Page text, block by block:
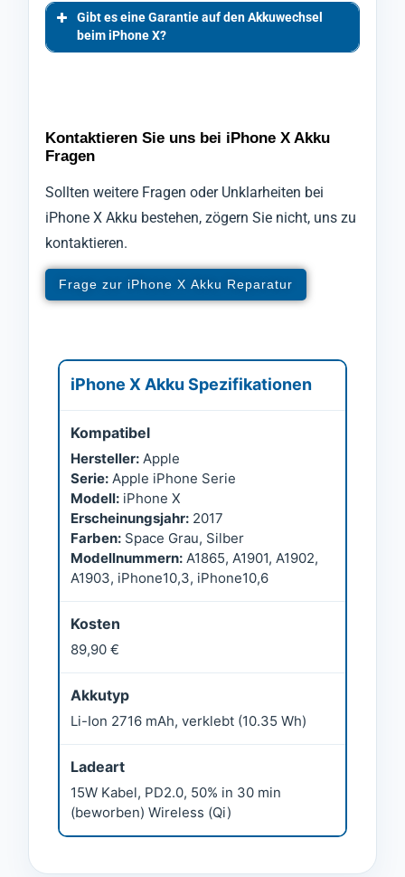
Gibt es eine Garantie auf den Akkuwechsel
beim iPhone X?
Kontaktieren Sie uns bei iPhone X Akku
Fragen
Sollten weitere Fragen oder Unklarheiten bei
iPhone X Akku bestehen, zögern Sie nicht, uns zu
kontaktieren.
Frage zur iPhone X Akku Reparatur
iPhone X Akku Spezifikationen
Kompatibel
Hersteller: Apple
Serie: Apple iPhone Serie
Modell: iPhone X
Erscheinungsjahr: 2017
Farben: Space Grau, Silber
Modellnummern: A1865, A1901, A1902,
A1903, iPhone10,3, iPhone10,6
Kosten
89,90 €
Akkutyp
Li-Ion 2716 mAh, verklebt (10.35 Wh)
Ladeart
15W Kabel, PD2.0, 50% in 30 min
(beworben) Wireless (Qi)